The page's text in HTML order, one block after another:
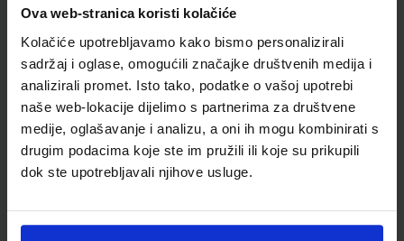
Ova web-stranica koristi kolačiće
Kolačiće upotrebljavamo kako bismo personalizirali
sadržaj i oglase, omogućili značajke društvenih medija i
analizirali promet. Isto tako, podatke o vašoj upotrebi
naše web-lokacije dijelimo s partnerima za društvene
medije, oglašavanje i analizu, a oni ih mogu kombinirati s
drugim podacima koje ste im pružili ili koje su prikupili
dok ste upotrebljavali njihove usluge.
Newsletter prijava